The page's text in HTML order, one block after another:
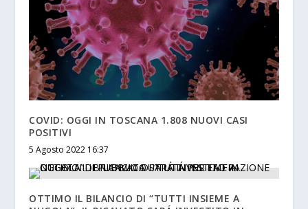
COVID: OGGI IN TOSCANA 1.808 NUOVI CASI
POSITIVI
5 Agosto 2022 16:37
OTTIMO IL BILANCIO DI “TUTTI INSIEME A